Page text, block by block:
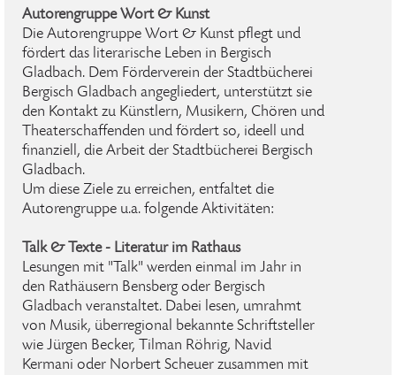
Autorengruppe Wort & Kunst
Die Autorengruppe Wort & Kunst pflegt und
fördert das literarische Leben in Bergisch
Gladbach. Dem Förderverein der Stadtbücherei
Bergisch Gladbach angegliedert, unterstützt sie
den Kontakt zu Künstlern, Musikern, Chören und
Theaterschaffenden und fördert so, ideell und
finanziell, die Arbeit der Stadtbücherei Bergisch
Gladbach.
Um diese Ziele zu erreichen, entfaltet die
Autorengruppe u.a. folgende Aktivitäten:
Talk & Texte - Literatur im Rathaus
Lesungen mit "Talk" werden einmal im Jahr in
den Rathäusern Bensberg oder Bergisch
Gladbach veranstaltet. Dabei lesen, umrahmt
von Musik, überregional bekannte Schriftsteller
wie Jürgen Becker, Tilman Röhrig, Navid
Kermani oder Norbert Scheuer zusammen mit